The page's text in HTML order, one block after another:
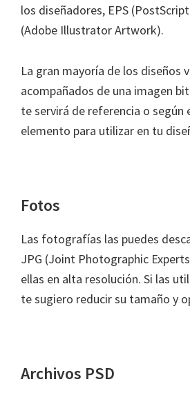
los diseñadores, EPS
(Adobe Illustrator Artwork).
La gran mayoría de los diseños
acompañados de una imagen
te servirá de referencia o según
elemento para utilizar en tu
Fotos
Las fotografías las puedes
JPG (Joint Photographic
ellas en alta resolución. Si las
te sugiero reducir su tamaño y
Archivos PSD